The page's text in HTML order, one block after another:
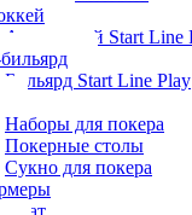
Аэрохоккей Start Line
Бильярд Start Line Play
Наборы для покера
Покерные столы
Сукно для покера